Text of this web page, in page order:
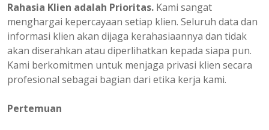
Rahasia Klien adalah Prioritas. Kami sangat
menghargai kepercayaan setiap klien. Seluruh data dan
informasi klien akan dijaga kerahasiaannya dan tidak
akan diserahkan atau diperlihatkan kepada siapa pun.
Kami berkomitmen untuk menjaga privasi klien secara
profesional sebagai bagian dari etika kerja kami.
Pertemuan